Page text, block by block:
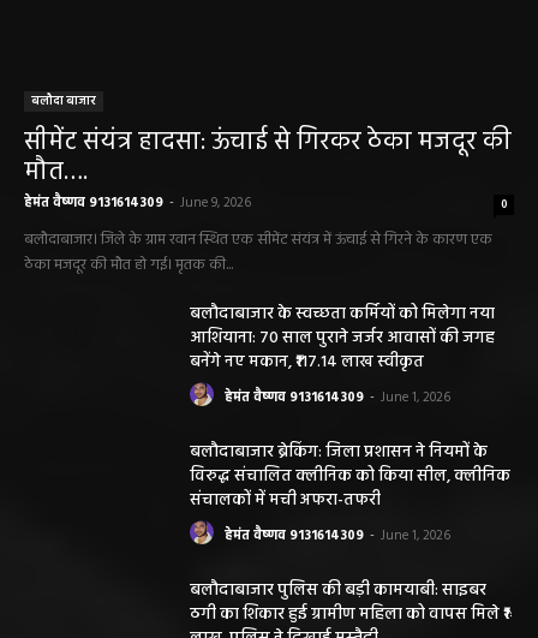
बलौदा बाजार
सीमेंट संयंत्र हादसा: ऊंचाई से गिरकर ठेका मजदूर की
मौत….
हेमंत वैष्णव 9131614309 - June 9, 2026 0
बलौदाबाजार। जिले के ग्राम रवान स्थित एक सीमेंट संयंत्र में ऊंचाई से गिरने के कारण एक
ठेका मजदूर की मौत हो गई। मृतक की...
बलौदाबाजार के स्वच्छता कर्मियों को मिलेगा नया
आशियाना: 70 साल पुराने जर्जर आवासों की जगह
बनेंगे नए मकान, ₹117.14 लाख स्वीकृत
हेमंत वैष्णव 9131614309 - June 1, 2026
बलौदाबाजार ब्रेकिंग: जिला प्रशासन ने नियमों के
विरुद्ध संचालित क्लीनिक को किया सील, क्लीनिक
संचालकों में मची अफरा-तफरी
हेमंत वैष्णव 9131614309 - June 1, 2026
बलौदाबाजार पुलिस की बड़ी कामयाबी: साइबर
ठगी का शिकार हुई ग्रामीण महिला को वापस मिले ₹1